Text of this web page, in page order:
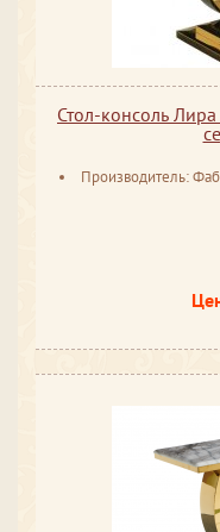
Стол-консоль
Производитель: